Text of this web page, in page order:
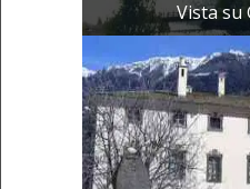
Vista su